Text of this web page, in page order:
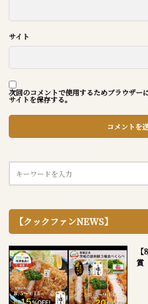
サイト
次回のコメントで使用するためブラウザー
サイトを保存する。
【クックファンNEWS】
賞